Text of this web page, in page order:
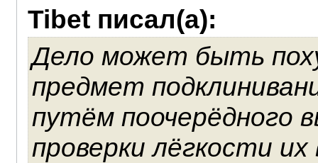
Tibet писал(а):
Дело может быть
предмет
путём поочерёдного
проверки лёгкости